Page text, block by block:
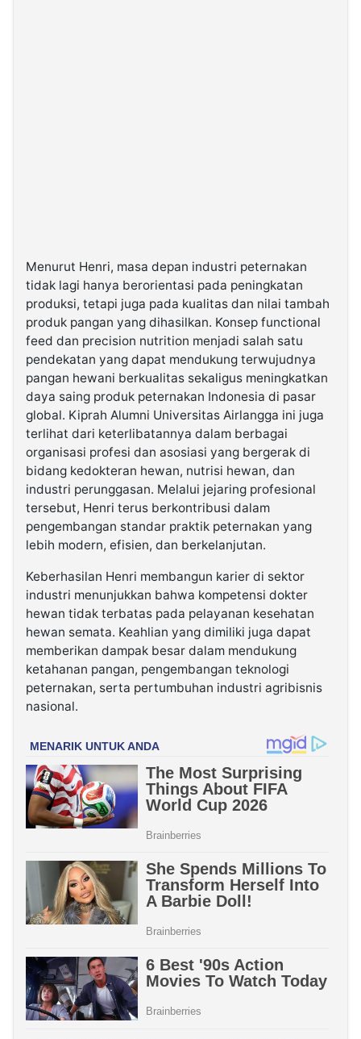
Menurut Henri, masa depan industri peternakan
tidak lagi hanya berorientasi pada peningkatan
produksi, tetapi juga pada kualitas dan nilai tambah
produk pangan yang dihasilkan. Konsep functional
feed dan precision nutrition menjadi salah satu
pendekatan yang dapat mendukung terwujudnya
pangan hewani berkualitas sekaligus meningkatkan
daya saing produk peternakan Indonesia di pasar
global. Kiprah Alumni Universitas Airlangga ini juga
terlihat dari keterlibatannya dalam berbagai
organisasi profesi dan asosiasi yang bergerak di
bidang kedokteran hewan, nutrisi hewan, dan
industri perunggasan. Melalui jejaring profesional
tersebut, Henri terus berkontribusi dalam
pengembangan standar praktik peternakan yang
lebih modern, efisien, dan berkelanjutan.
Keberhasilan Henri membangun karier di sektor
industri menunjukkan bahwa kompetensi dokter
hewan tidak terbatas pada pelayanan kesehatan
hewan semata. Keahlian yang dimiliki juga dapat
memberikan dampak besar dalam mendukung
ketahanan pangan, pengembangan teknologi
peternakan, serta pertumbuhan industri agribisnis
nasional.